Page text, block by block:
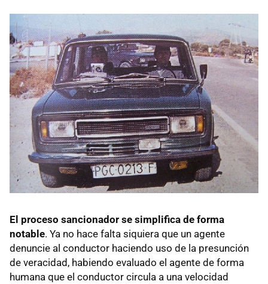
El proceso sancionador se simplifica de forma
notable. Ya no hace falta siquiera que un agente
denuncie al conductor haciendo uso de la presunción
de veracidad, habiendo evaluado el agente de forma
humana que el conductor circula a una velocidad